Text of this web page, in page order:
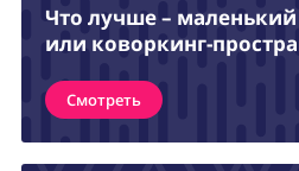
Что лучше –
или коворкинг-
Смотреть